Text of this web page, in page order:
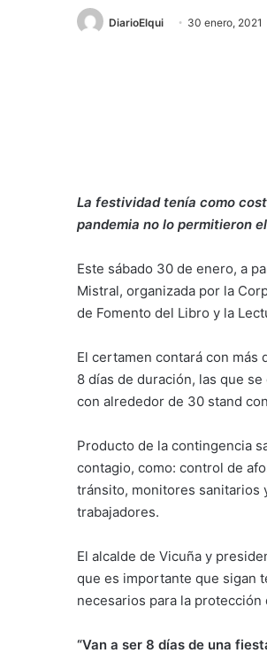
DiarioElqui 30 enero, 2021
La festividad tenía como
pandemia no lo permitieron
Este sábado 30 de enero, a
Mistral, organizada por la
de Fomento del Libro y la
El certamen contará con
8 días de duración, las que
con alrededor de 30 stand
Producto de la contingencia
contagio, como: control de
tránsito, monitores sanitarios
trabajadores.
El alcalde de Vicuña y
que es importante que sigan
necesarios para la protección
“Van a ser 8 días de una